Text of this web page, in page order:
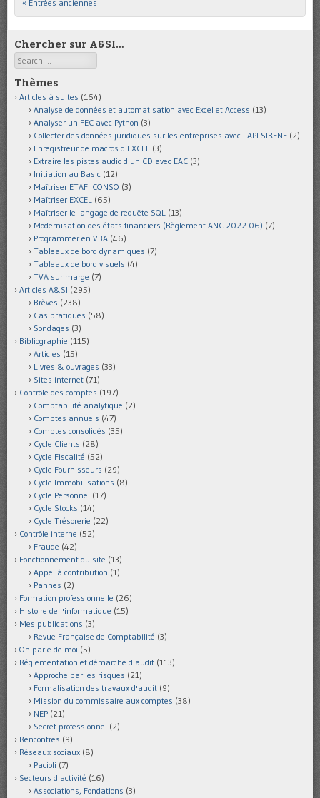
Post navigation
« Entrées anciennes
Chercher sur A&SI…
Search
Thèmes
Articles à suites (164)
Analyse de données et automatisation avec Excel et Access (13)
Analyser un FEC avec Python (3)
Collecter des données juridiques sur les entreprises avec l'API SIRENE (2)
Enregistreur de macros d'EXCEL (3)
Extraire les pistes audio d'un CD avec EAC (3)
Initiation au Basic (12)
Maîtriser ETAFI CONSO (3)
Maîtriser EXCEL (65)
Maîtriser le langage de requête SQL (13)
Modernisation des états financiers (Règlement ANC 2022-06) (7)
Programmer en VBA (46)
Tableaux de bord dynamiques (7)
Tableaux de bord visuels (4)
TVA sur marge (7)
Articles A&SI (295)
Brèves (238)
Cas pratiques (58)
Sondages (3)
Bibliographie (115)
Articles (15)
Livres & ouvrages (33)
Sites internet (71)
Contrôle des comptes (197)
Comptabilité analytique (2)
Comptes annuels (47)
Comptes consolidés (35)
Cycle Clients (28)
Cycle Fiscalité (52)
Cycle Fournisseurs (29)
Cycle Immobilisations (8)
Cycle Personnel (17)
Cycle Stocks (14)
Cycle Trésorerie (22)
Contrôle interne (52)
Fraude (42)
Fonctionnement du site (13)
Appel à contribution (1)
Pannes (2)
Formation professionnelle (26)
Histoire de l'informatique (15)
Mes publications (3)
Revue Française de Comptabilité (3)
On parle de moi (5)
Réglementation et démarche d'audit (113)
Approche par les risques (21)
Formalisation des travaux d'audit (9)
Mission du commissaire aux comptes (38)
NEP (21)
Secret professionnel (2)
Rencontres (9)
Réseaux sociaux (8)
Pacioli (7)
Secteurs d'activité (16)
Associations, Fondations (3)